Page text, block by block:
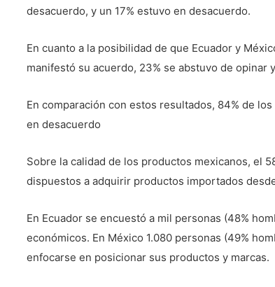
desacuerdo, y un 17% estuvo en desacuerdo.
En cuanto a la posibilidad de que Ecuador y
manifestó su acuerdo, 23% se abstuvo de opinar
En comparación con estos resultados, 84% de
en desacuerdo
Sobre la calidad de los productos mexicanos, el
dispuestos a adquirir productos importados
En Ecuador se encuestó a mil personas (48%
económicos. En México 1.080 personas (49%
enfocarse en posicionar sus productos y marcas.